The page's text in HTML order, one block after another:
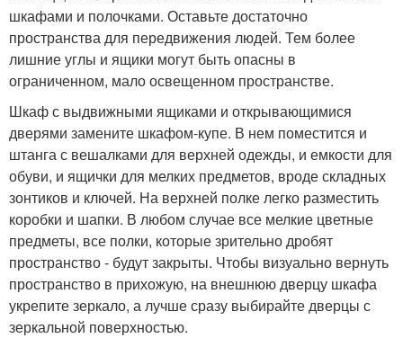
шкафами и полочками. Оставьте достаточно
пространства для передвижения людей. Тем более
лишние углы и ящики могут быть опасны в
ограниченном, мало освещенном пространстве.
Шкаф с выдвижными ящиками и открывающимися
дверями замените шкафом-купе. В нем поместится и
штанга с вешалками для верхней одежды, и емкости для
обуви, и ящички для мелких предметов, вроде складных
зонтиков и ключей. На верхней полке легко разместить
коробки и шапки. В любом случае все мелкие цветные
предметы, все полки, которые зрительно дробят
пространство - будут закрыты. Чтобы визуально вернуть
пространство в прихожую, на внешнюю дверцу шкафа
укрепите зеркало, а лучше сразу выбирайте дверцы с
зеркальной поверхностью.